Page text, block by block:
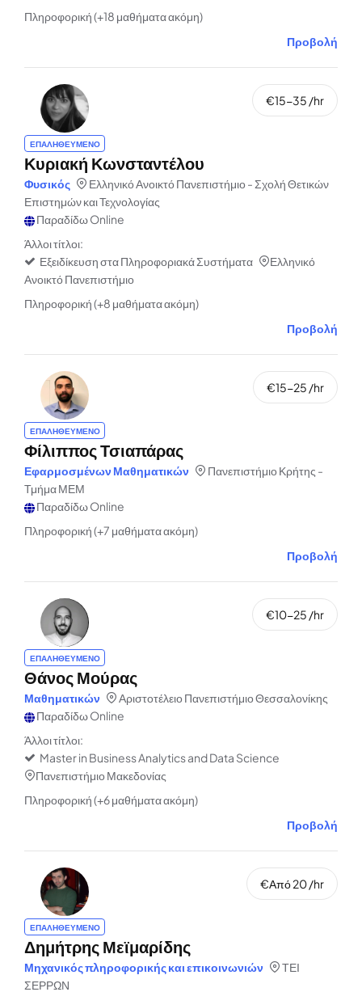
Πληροφορική (+18 μαθήματα ακόμη)
Προβολή
ΕΠΑΛΗΘΕΥΜΕΝΟ
Κυριακή Κωνσταντέλου
Φυσικός
Ελληνικό Ανοικτό Πανεπιστήμιο - Σχολή Θετικών
Επιστημών και Τεχνολογίας
Παραδίδω Online
Άλλοι τίτλοι:
Εξειδίκευση στα Πληροφοριακά Συστήματα
Ελληνικό
Ανοικτό Πανεπιστήμιο
Πληροφορική (+8 μαθήματα ακόμη)
Προβολή
€15-35 /hr
ΕΠΑΛΗΘΕΥΜΕΝΟ
Φίλιππος Τσιαπάρας
Εφαρμοσμένων Μαθηματικών
Πανεπιστήμιο Κρήτης -
Τμήμα ΜΕΜ
Παραδίδω Online
Πληροφορική (+7 μαθήματα ακόμη)
Προβολή
€15-25 /hr
ΕΠΑΛΗΘΕΥΜΕΝΟ
Θάνος Μούρας
Μαθηματικών
Αριστοτέλειο Πανεπιστήμιο Θεσσαλονίκης
Παραδίδω Online
Άλλοι τίτλοι:
Master in Business Analytics and Data Science
Πανεπιστήμιο Μακεδονίας
Πληροφορική (+6 μαθήματα ακόμη)
Προβολή
€10-25 /hr
ΕΠΑΛΗΘΕΥΜΕΝΟ
Δημήτρης Μεϊμαρίδης
Μηχανικός πληροφορικής και επικοινωνιών
ΤΕΙ
ΣΕΡΡΩΝ
€Από 20 /hr